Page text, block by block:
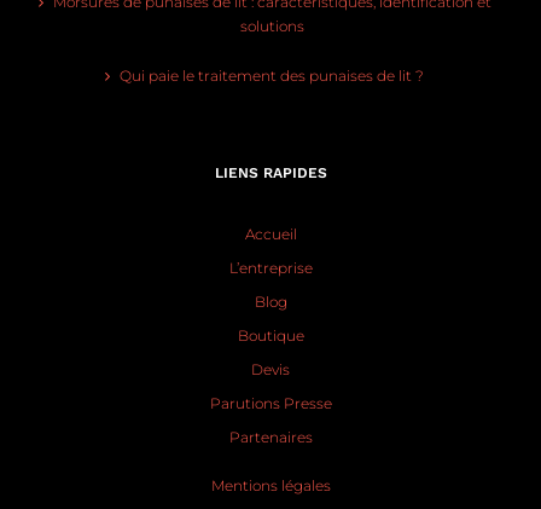
solutions
Qui paie le traitement des punaises de lit ?
LIENS RAPIDES
Accueil
L’entreprise
Blog
Boutique
Devis
Parutions Presse
Partenaires
Mentions légales